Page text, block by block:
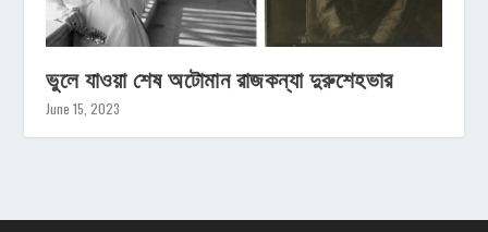
ভুলে যাওয়া শেষ অটোমান রাজকন্যা দুরুশেহভার
June 15, 2023